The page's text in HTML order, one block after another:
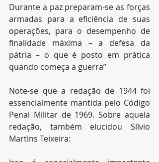
Durante a paz preparam-se as forças
armadas para a eficiência de suas
operações, para o desempenho de
finalidade máxima – a defesa da
pátria – o que é posto em prática
quando começa a guerra”
Note-se que a redação de 1944 foi
essencialmente mantida pelo Código
Penal Militar de 1969. Sobre aquela
redação, também elucidou Sílvio
Martins Teixeira: